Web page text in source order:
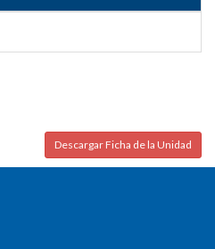
Descargar Ficha de la Unidad